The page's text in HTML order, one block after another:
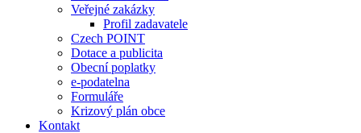
Veřejné zakázky
Profil zadavatele
Czech POINT
Dotace a publicita
Obecní poplatky
e-podatelna
Formuláře
Krizový plán obce
Kontakt